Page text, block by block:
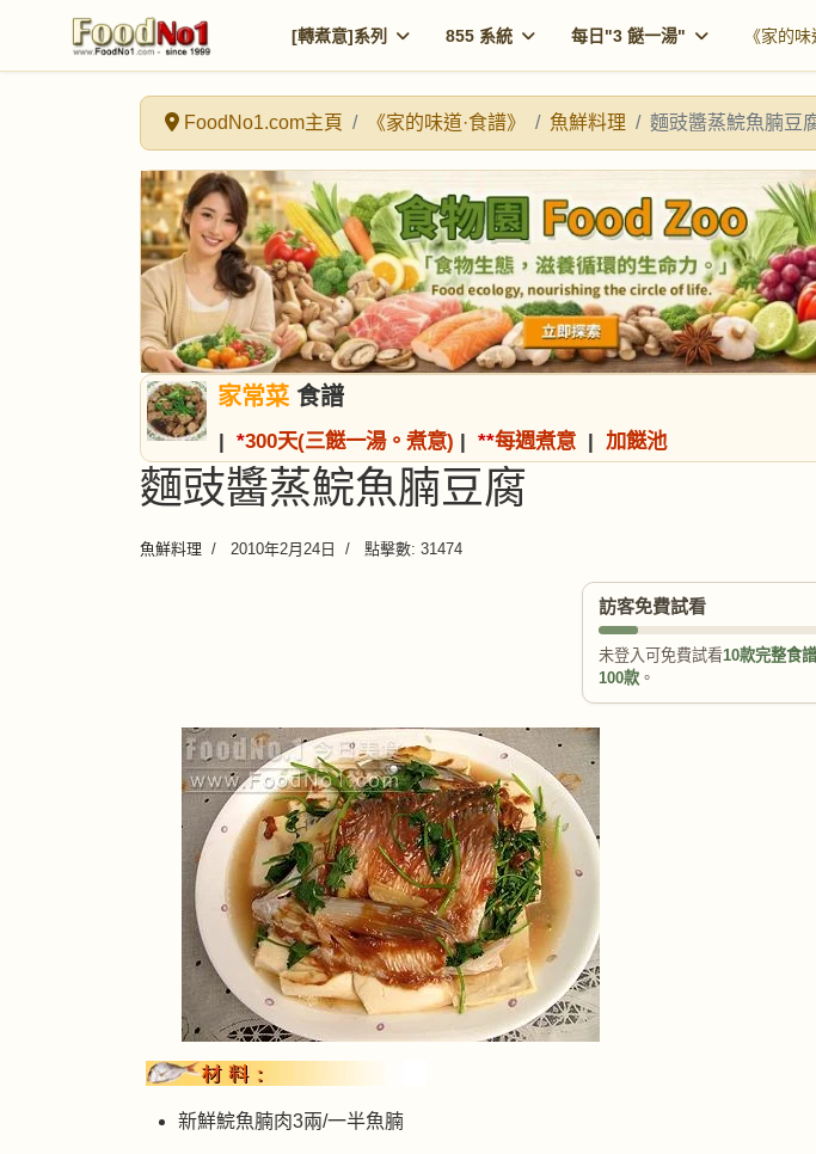
[轉煮意]系列 855 系統 每日"3 餸一湯" 《家的味
FoodNo1.com主頁 《家的味道·食譜》 魚鮮料理 麵豉醬蒸鯇魚腩豆
家常菜 食譜
| *300天(三餸一湯。煮意) | **每週煮意 | 加餸池
麵豉醬蒸鯇魚腩豆腐
魚鮮料理 2010年2月24日 點擊數: 31474
訪客免費試看
未登入可免費試看10款完整食譜
100款 。
新鮮鯇魚腩肉3兩/一半魚腩